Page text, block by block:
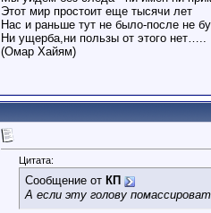
Этот мир простоит еще тысячи лет
Нас и раньше тут не было-после не
Ни ущерба,ни пользы от этого нет…..
(Омар Хайям)
Цитата:
Сообщение от КП
А если эту голову